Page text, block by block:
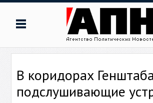
В коридорах
подслушивающие